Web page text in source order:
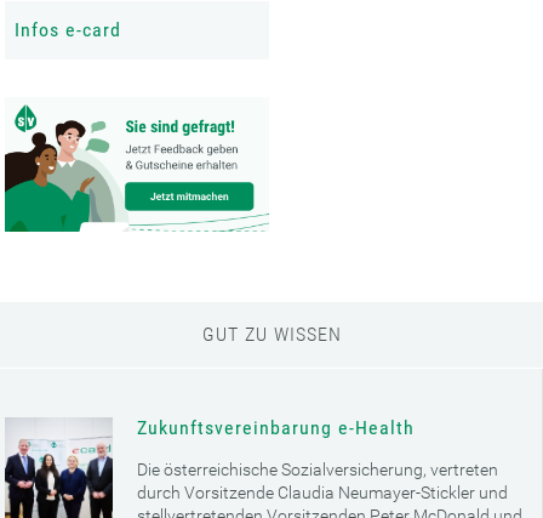
Infos e-card
GUT ZU WISSEN
Zukunftsvereinbarung e-Health
Die österreichische Sozialversicherung, vertreten
durch Vorsitzende Claudia Neumayer-Stickler und